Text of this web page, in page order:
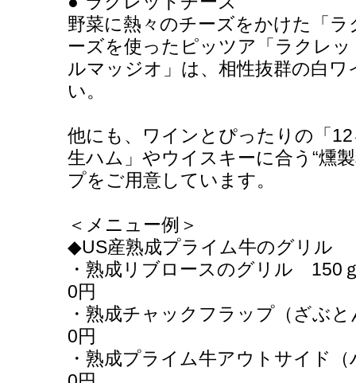
野菜に熱々のチーズをかけた「
ーズを使ったピッツア「ラクレ
ルマッジオ」は、相性抜群の白
い。
他にも、ワインとぴったりの「
生ハム」やウイスキーに合う“燻
プをご用意しています。
＜メニュー例＞
◆US産熟成プライム牛のグリル
・熟成リブロースの
0円
・熟成チャックフラップ（ざ
0円
・熟成プライム牛アウトサイド